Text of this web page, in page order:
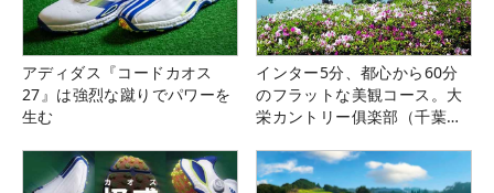
アディダス『コードカオス
27』は強烈な蹴りでパワーを
生む
インター5分、都心から60分
のフラットな美観コース。大
栄カントリー俱楽部（千葉